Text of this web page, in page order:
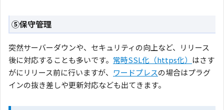
⑤保守管理
突然サーバーダウンや、セキュリティの向上など、リリース
後に対応することも多いです。 常時SSL化（https化） はさす
がにリリース前に行いますが、 ワードプレスの場合はプラグ
インの抜き差しや更新対応なども出てきます。